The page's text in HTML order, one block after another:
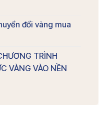
đổi vàng mua
TRÌNH
VÀNG VÀO NỀN